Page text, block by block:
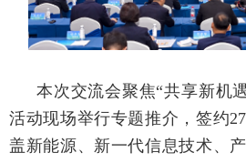
本次交流会聚焦“共享新机
活动现场举行专题推介，签约
盖新能源、新一代信息技术、